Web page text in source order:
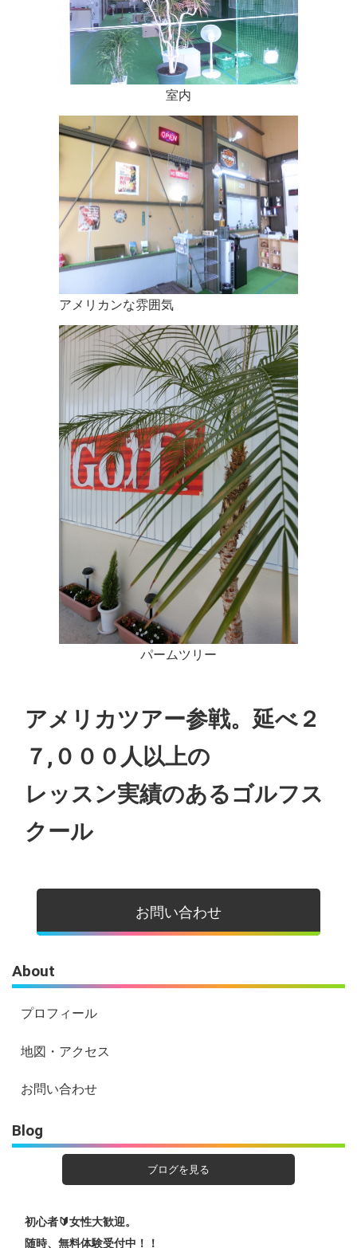
室内
アメリカンな雰囲気
パームツリー
アメリカツアー参戦。延べ２
７,０００人以上の
レッスン実績のあるゴルフス
クール
お問い合わせ
About
プロフィール
地図・アクセス
お問い合わせ
Blog
ブログを見る
初心者🔰女性大歓迎。
随時、無料体験受付中！！